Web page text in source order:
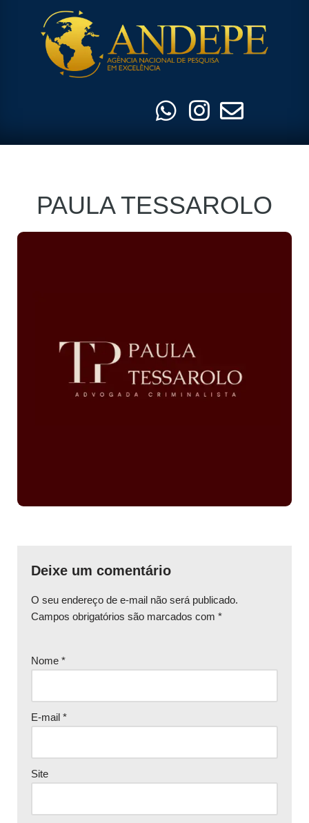
PAULA TESSAROLO
Deixe um comentário
O seu endereço de e-mail não será publicado.
Campos obrigatórios são marcados com *
Nome *
E-mail *
Site